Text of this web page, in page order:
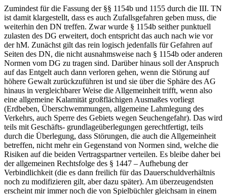
Zumindest für die Fassung der §§ 1154b und 1155 durch die III. TN
ist damit klargestellt, dass es auch Zufallsgefahren geben muss, die
weiterhin den DN treffen. Zwar wurde § 1154b seither punktuell
zulasten des DG erweitert, doch entspricht das auch nach wie vor
der hM. Zunächst gilt das rein logisch jedenfalls für Gefahren auf
Seiten des DN, die nicht ausnahmsweise nach § 1154b oder anderen
Normen vom DG zu tragen sind. Darüber hinaus soll der Anspruch
auf das Entgelt auch dann verloren gehen, wenn die Störung auf
höhere Gewalt zurückzuführen ist und sie überdie Sphäre des AG
hinaus in vergleichbarer Weise die Allgemeinheit trifft, wenn also
eine allgemeine Kalamität großflächigen Ausmaßes vorliegt
(Erdbeben, Überschwemmungen, allgemeine Lahmlegung des
Verkehrs, auch Sperre des Gebiets wegen Seuchengefahr). Das wird
teils mit Geschäfts- grundlageüberlegungen gerechtfertigt, teils
durch die Überlegung, dass Störungen, die auch die Allgemeinheit
betreffen, nicht mehr ein Gegenstand von Normen sind, welche die
Risiken auf die beiden Vertragspartnerverteilen. Es bleibe daher bei
der allgemeinen Rechtsfolge des § 1447 – Aufhebung der
Verbindlichkeit (die es dann freilich für das Dauerschuldverhältnis
noch zu modifizieren gilt, aber dazu später). Am überzeugendsten
erscheint mir immer noch die von Spielbüchlergleichsam in einem